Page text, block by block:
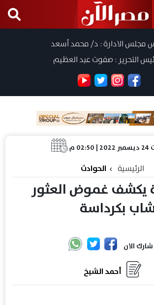
مجلس الادارة : د/ محمد أسعد
التحرير : صفوت عبد العظيم
م
الرئيسية الحوادث
يكشف غموض العثور
بكرداسة
شارك الان
أحمد الشيخ